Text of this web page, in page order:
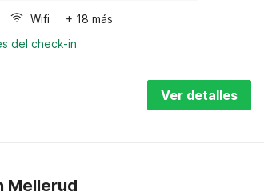
Wifi
+ 18 más
del check-in
Ver detalles
Mellerud